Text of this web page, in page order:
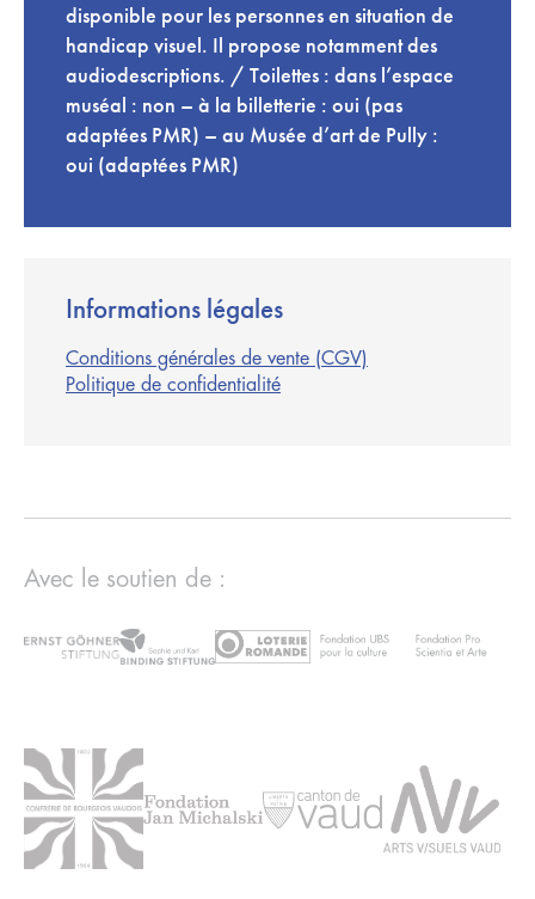
disponible pour les personnes en situation de
handicap visuel. Il propose notamment des
audiodescriptions. / Toilettes : dans l’espace
muséal : non – à la billetterie : oui (pas
adaptées PMR) – au Musée d’art de Pully :
oui (adaptées PMR)
Informations légales
Conditions générales de vente (CGV)
Politique de confidentialité
Avec le soutien de :